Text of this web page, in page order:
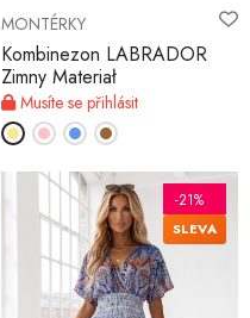
MONTÉRKY
Kombinezon LABRADOR
Zimny Materiał
Musíte se přihlásit
-21%
SLEVA